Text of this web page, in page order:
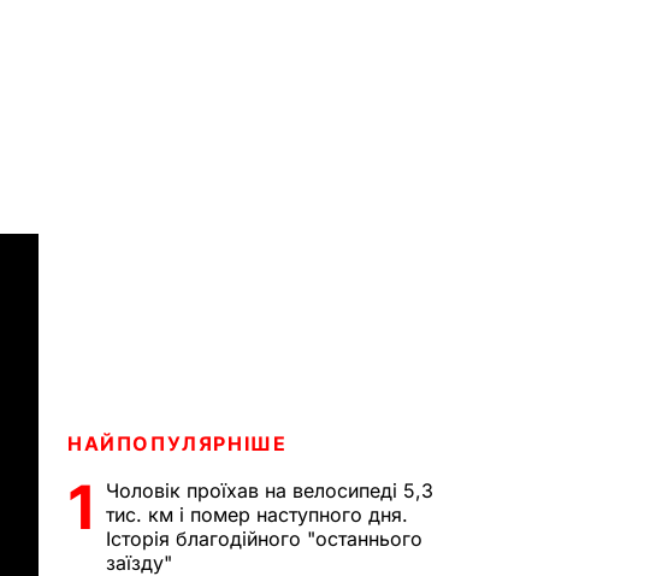
НАЙПОПУЛЯРНІШЕ
1
Чоловік проїхав на велосипеді 5,3
тис. км і помер наступного дня.
Історія благодійного "останнього
заїзду"